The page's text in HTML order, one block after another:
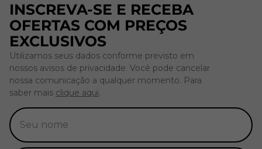
INSCREVA-SE E RECEBA
OFERTAS COM PREÇOS
EXCLUSIVOS
Utilizamos seus dados conforme previsto em
nossos avisos de privacidade. Você pode cancelar
nossa comunicação a qualquer momento. Para
saber mais clique aqui.